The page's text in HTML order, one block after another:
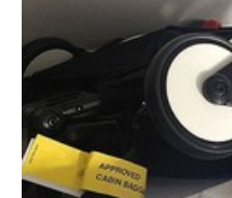
Kööpenhamina lapsiperheille